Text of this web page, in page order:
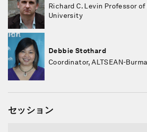
Richard C. Levin Professor
University
Debbie Stothard
Coordinator, ALTSEAN-Burma
セッション